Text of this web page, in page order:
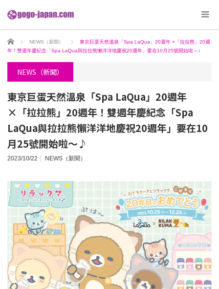
ホーム NEWS（新聞）
東京巨蛋天然溫泉「Spa LaQua」20週年 ×「拉拉熊」20週
年！雙週年慶紀念「Spa LaQua與拉拉熊懶洋洋地慶祝20週年」要在10月25號開始啦～♪
NEWS（新聞）
東京巨蛋天然溫泉「Spa LaQua」20週年
×「拉拉熊」20週年！雙週年慶紀念「Spa
LaQua與拉拉熊懶洋洋地慶祝20週年」要在10
月25號開始啦～♪
2023/10/22 NEWS（新聞）